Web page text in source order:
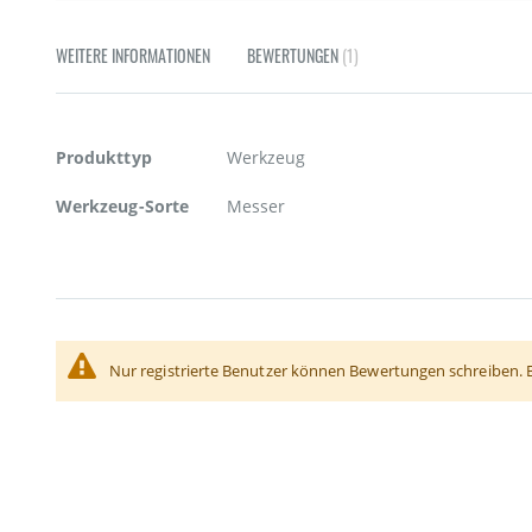
der
springen
WEITERE INFORMATIONEN BEWERTUNGEN 1
Weitere
Produkttyp Werkzeug
Werkzeug-Sorte Messer
Nur registrierte Benutzer können Bewertungen schreiben.